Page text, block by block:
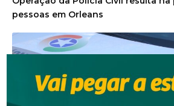
Operação da Polícia Civil resulta
pessoas em Orleans